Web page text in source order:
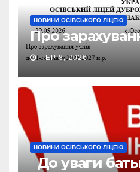
НОВИНИ ОСІВСЬКОГО ЛІЦЕЮ
Про
ЧЕР 8, 2026
НОВИНИ ОСІВСЬКОГО ЛІЦЕЮ
До уваги